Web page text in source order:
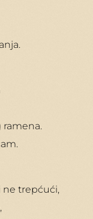
ramena.
ne trepćući,